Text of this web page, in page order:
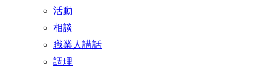
活動
相談
職業人講話
調理